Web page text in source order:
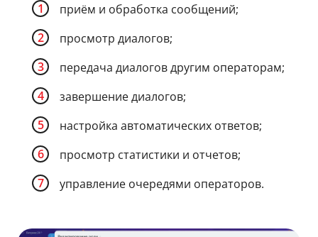
приём и обработка сообщений;
просмотр диалогов;
передача диалогов другим операторам;
завершение диалогов;
настройка автоматических ответов;
просмотр статистики и отчетов;
управление очередями операторов.